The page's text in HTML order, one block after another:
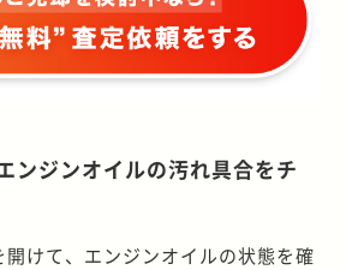
ンジンオイルの汚れ具合をチ
開けて、エンジンオイルの状態を確